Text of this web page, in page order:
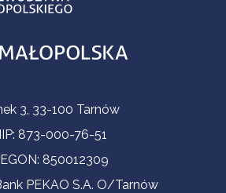
3, 33-100 Tarnów
873-000-76-51
850012309
PEKAO S.A. O/Tarnów